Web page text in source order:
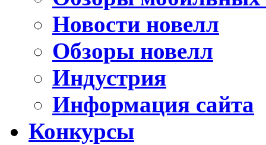
Новости новелл
Обзоры новелл
Индустрия
Информация сайта
Конкурсы